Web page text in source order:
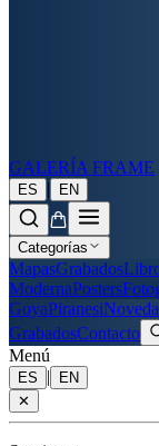
GALERÍA FRAME
ES | EN
Categorías
MapasGrabados
ModernaPosters
GoyaPiranesi
GrabadosContacto
Menú
ES |
EN
✕